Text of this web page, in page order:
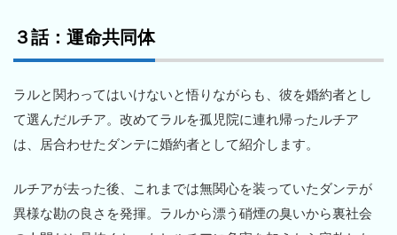
３話：運命共同体
ラルと関わってはいけないと悟りながらも、彼を婚約者とし
て選んだルチア。改めてラルを孤児院に連れ帰ったルチア
は、居合わせたダンテに婚約者として紹介します。
ルチアが去った後、これまでは無関心を装っていたダンテが
異様な勘の良さを発揮。ラルから漂う硝煙の臭いから裏社会